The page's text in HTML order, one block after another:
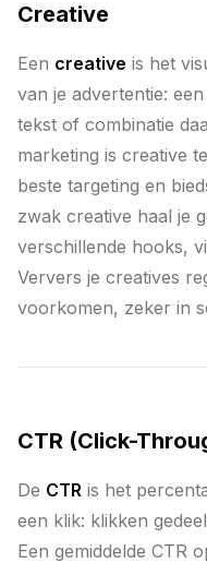
Creative
Een creative is het
van je advertentie:
tekst of combinatie
marketing is creative
beste targeting en
zwak creative haal je
verschillende hooks,
Ververs je creatives
voorkomen, zeker in
CTR (Click-
De CTR is het
een klik: klikken
Een gemiddelde CTR